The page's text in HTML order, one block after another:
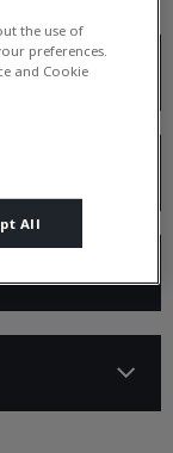
the use of
preferences.
and Cookie
All